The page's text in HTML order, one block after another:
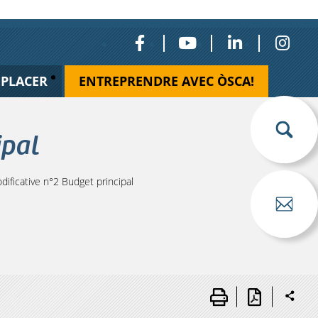
ENTREPRENDRE AVEC ÒSCA!
n°2 Budget principal